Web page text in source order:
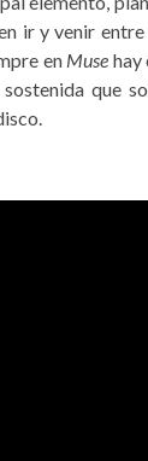
ir y venir
en Muse hay
que